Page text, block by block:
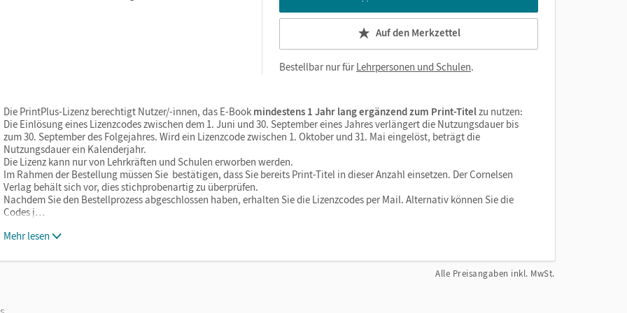
Auf den Merkzettel
Bestellbar nur fürLehrpersonen und Schulen.
Die PrintPlus-Lizenz berechtigt Nutzer/-innen, das E-Book mindestens 1 Jahr lang ergänzend zum Print-Titelzu nutzen:
Die Einlösung eines Lizenzcodes zwischen dem 1. Juni und 30. September eines Jahres verlängert die Nutzungsdauer bis
zum 30. September des Folgejahres. Wird ein Lizenzcode zwischen 1. Oktober und 31. Mai eingelöst, beträgt die
Nutzungsdauer ein Kalenderjahr.
Die Lizenz kann nur von Lehrkräften und Schulen erworben werden.
Im Rahmen der Bestellung müssen Sie bestätigen, dass Sie bereits Print-Titel in dieser Anzahl einsetzen. Der Cornelsen
Verlag behält sich vor, dies stichprobenartig zu überprüfen.
Nachdem Sie den Bestellprozess abgeschlossen haben, erhalten Sie die Lizenzcodes per Mail. Alternativ können Sie die
Codes j…
Mehr lesen
Alle Preisangaben inkl. MwSt.